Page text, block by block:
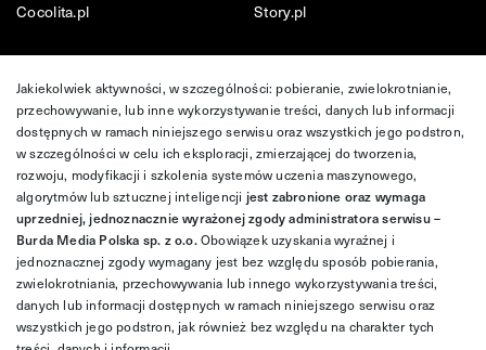
Cocolita.pl
Story.pl
Jakiekolwiek aktywności, w szczególności: pobieranie, zwielokrotnianie,
przechowywanie, lub inne wykorzystywanie treści, danych lub informacji
dostępnych w ramach niniejszego serwisu oraz wszystkich jego podstron,
w szczególności w celu ich eksploracji, zmierzającej do tworzenia,
rozwoju, modyfikacji i szkolenia systemów uczenia maszynowego,
algorytmów lub sztucznej inteligencji jest zabronione oraz wymaga
uprzedniej, jednoznacznie wyrażonej zgody administratora serwisu –
Burda Media Polska sp. z o.o.Obowiązek uzyskania wyraźnej i
jednoznacznej zgody wymagany jest bez względu sposób pobierania,
zwielokrotniania, przechowywania lub innego wykorzystywania treści,
danych lub informacji dostępnych w ramach niniejszego serwisu oraz
wszystkich jego podstron, jak również bez względu na charakter tych